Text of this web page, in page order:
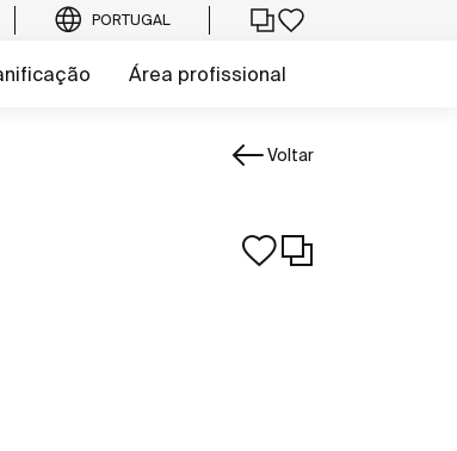
PORTUGAL
Área profissional
Voltar